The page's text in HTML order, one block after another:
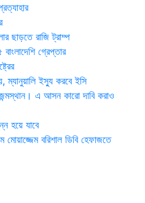
ছাড়তে রাজি ট্রাম্প
গ্রেপ্তার
ম্যানুয়ালি ইস্যু করবে ইসি
এ আসন কারো দাবি করাও
হয়ে যাবে
বরিশাল ডিবি হেফাজতে